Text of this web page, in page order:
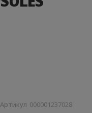
Артикул 000001237028